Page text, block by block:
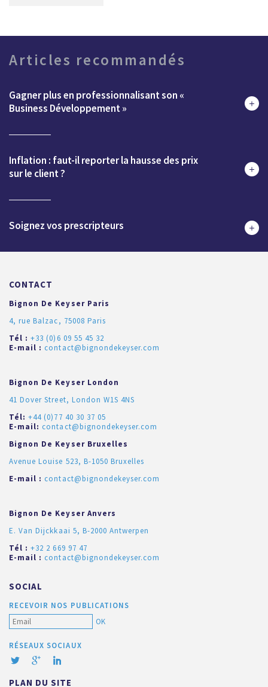
Articles recommandés
Gagner plus en professionnalisant son «
Business Développement »
Inflation : faut-il reporter la hausse des prix
sur le client ?
Soignez vos prescripteurs
CONTACT
Bignon De Keyser Paris
4, rue Balzac, 75008 Paris
Tél :+33 (0)6 09 55 45 32
E-mail : contact@bignondekeyser.com
Bignon De Keyser London
41 Dover Street, London W1S 4NS
Tél:+44 (0)77 40 30 37 05
E-mail: contact@bignondekeyser.com
Bignon De Keyser Bruxelles
Avenue Louise 523, B-1050 Bruxelles
E-mail : contact@bignondekeyser.com
Bignon De Keyser Anvers
E. Van Dijckkaai 5, B-2000 Antwerpen
Tél :+32 2 669 97 47
E-mail : contact@bignondekeyser.com
SOCIAL
RECEVOIR NOS PUBLICATIONS
OK
RÉSEAUX SOCIAUX
PLAN DU SITE